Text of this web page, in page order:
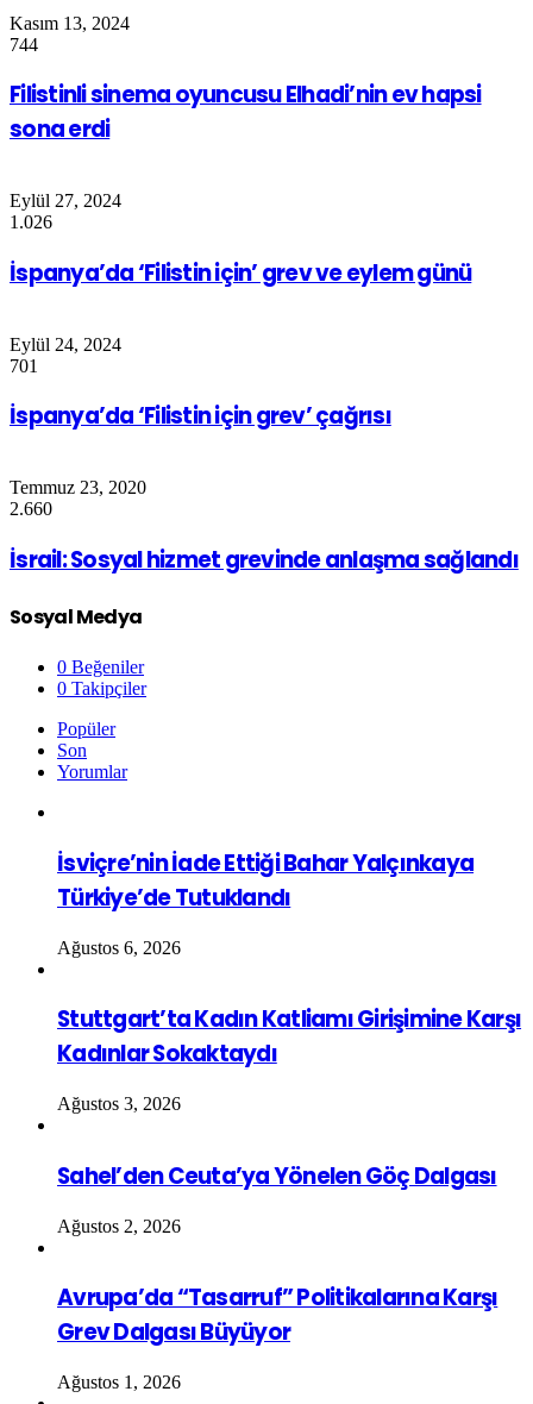
Kasım 13, 2024
744
Filistinli sinema oyuncusu Elhadi’nin ev hapsi
sona erdi
Eylül 27, 2024
1.026
İspanya’da ‘Filistin için’ grev ve eylem günü
Eylül 24, 2024
701
İspanya’da ‘Filistin için grev’ çağrısı
Temmuz 23, 2020
2.660
İsrail: Sosyal hizmet grevinde anlaşma sağlandı
Sosyal Medya
0 Beğeniler
0 Takipçiler
Popüler
Son
Yorumlar
İsviçre’nin İade Ettiği Bahar Yalçınkaya
Türkiye’de Tutuklandı
Ağustos 6, 2026
Stuttgart’ta Kadın Katliamı Girişimine Karşı
Kadınlar Sokaktaydı
Ağustos 3, 2026
Sahel’den Ceuta’ya Yönelen Göç Dalgası
Ağustos 2, 2026
Avrupa’da “Tasarruf” Politikalarına Karşı
Grev Dalgası Büyüyor
Ağustos 1, 2026